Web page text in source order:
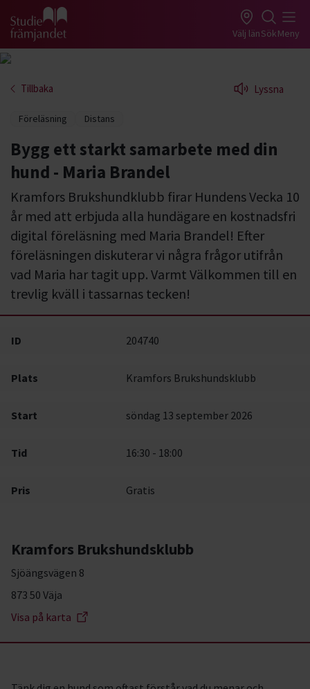
Gå till studiefrämjandets startsida Välj länSökMeny
Tillbaka Lyssna
Föreläsning Distans
Bygg ett starkt samarbete med din
hund - Maria Brandel
Kramfors Brukshundklubb firar Hundens Vecka 10
år med att erbjuda alla hundägare en kostnadsfri
digital föreläsning med Maria Brandel! Efter
föreläsningen diskuterar vi några frågor utifrån
vad Maria har tagit upp. Varmt Välkommen till en
trevlig kväll i tassarnas tecken!
ID 204740
Plats Kramfors Brukshundsklubb
Start söndag 13 september 2026
Tid 16:30 - 18:00
Pris Gratis
Kramfors Brukshundsklubb
Sjöängsvägen 8
873 50 Väja
Visa på karta